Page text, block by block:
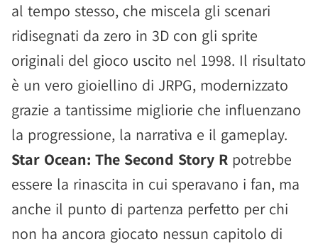
al tempo stesso, che miscela gli scenari
ridisegnati da zero in 3D con gli sprite
originali del gioco uscito nel 1998. Il risultato
è un vero gioiellino di JRPG, modernizzato
grazie a tantissime migliorie che influenzano
la progressione, la narrativa e il gameplay.
Star Ocean: The Second Story R potrebbe
essere la rinascita in cui speravano i fan, ma
anche il punto di partenza perfetto per chi
non ha ancora giocato nessun capitolo di